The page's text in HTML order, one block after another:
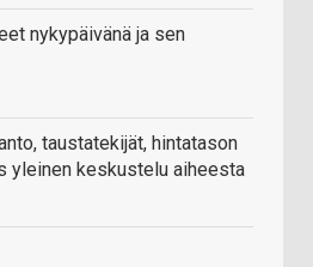
nykypäivänä ja sen
taustatekijät, hintatason
yleinen keskustelu aiheesta